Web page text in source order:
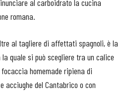
al carboidrato la cucina
romana.
al tagliere di affettati spagnoli, è la
quale si può scegliere tra un calice
homemade ripiena di
acciughe del Cantabrico o con